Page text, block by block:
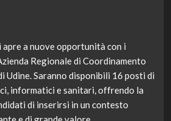
a nuove opportunità con i
Regionale di Coordinamento
Udine. Saranno disponibili 16 posti di
informatici e sanitari, offrendo la
di inserirsi in un contesto